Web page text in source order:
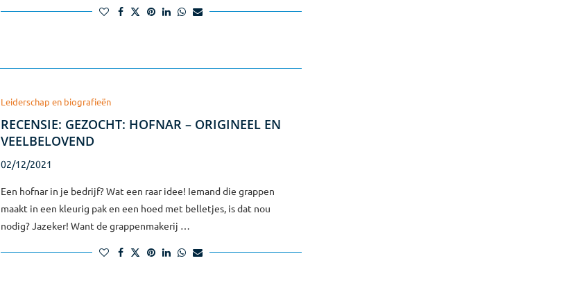
Leiderschap en biografieën
RECENSIE: GEZOCHT: HOFNAR – ORIGINEEL EN
VEELBELOVEND
02/12/2021
Een hofnar in je bedrijf? Wat een raar idee! Iemand die grappen
maakt in een kleurig pak en een hoed met belletjes, is dat nou
nodig? Jazeker! Want de grappenmakerij …